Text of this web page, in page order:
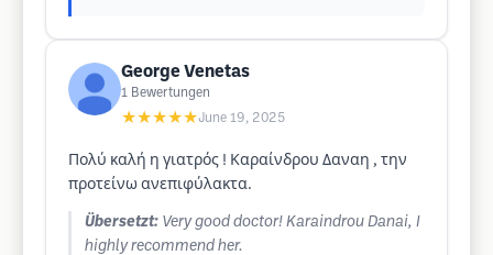
George Venetas
1 Bewertungen
★★★★★June 19, 2025
Πολύ καλή η γιατρός ! Καραίνδρου Δαναη , την
προτείνω ανεπιφύλακτα.
Übersetzt: Very good doctor! Karaindrou Danai, I
highly recommend her.